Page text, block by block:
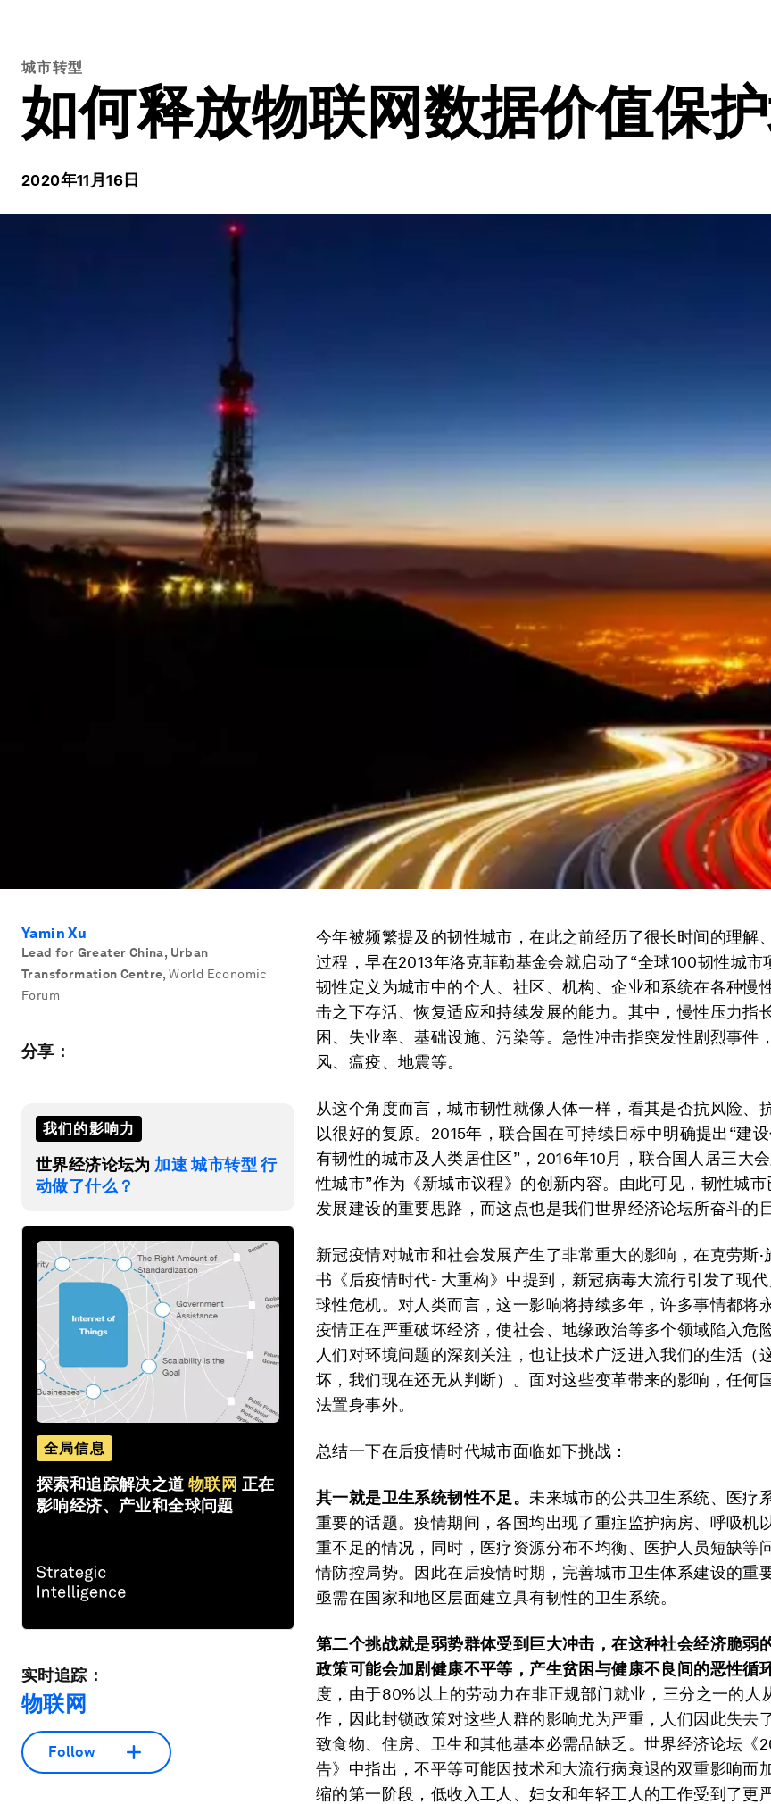
城市转型
如何释放物联网数据价值保
2020年11月16日
Yamin Xu
Lead for Greater China, Urban
Transformation Centre, World Economic
Forum
分享：
我们的影响力
世界经济论坛为 加速 城市转型 行
动做了什么？
全局信息
探索和追踪解决之道 物联网 正在
影响经济、产业和全球问题
实时追踪：
物联网
Follow
今年被频繁提及的韧性城市，在此之前经历了很长时间的理解
过程，早在2013年洛克菲勒基金会就启动了“全球100韧性城市
韧性定义为城市中的个人、社区、机构、企业和系统在各种慢
击之下存活、恢复适应和持续发展的能力。其中，慢性压力指
困、失业率、基础设施、污染等。急性冲击指突发性剧烈事件
风、瘟疫、地震等。
从这个角度而言，城市韧性就像人体一样，看其是否抗风险、
以很好的复原。2015年，联合国在可持续目标中明确提出“建设
有韧性的城市及人类居住区”，2016年10月，联合国人居三大
性城市”作为《新城市议程》的创新内容。由此可见，韧性城
发展建设的重要思路，而这点也是我们世界经济论坛所奋斗的
新冠疫情对城市和社会发展产生了非常重大的影响，在克劳斯·
书《后疫情时代- 大重构》中提到，新冠病毒大流行引发了现
球性危机。对人类而言，这一影响将持续多年，许多事情都将
疫情正在严重破坏经济，使社会、地缘政治等多个领域陷入危
人们对环境问题的深刻关注，也让技术广泛进入我们的生活（
坏，我们现在还无从判断）。面对这些变革带来的影响，任何
法置身事外。
总结一下在后疫情时代城市面临如下挑战：
其一就是卫生系统韧性不足。 未来城市的公共卫生系统、医疗
重要的话题。疫情期间，各国均出现了重症监护病房、呼吸机
重不足的情况，同时，医疗资源分布不均衡、医护人员短缺等
情防控局势。因此在后疫情时期，完善城市卫生体系建设的重
亟需在国家和地区层面建立具有韧性的卫生系统。
第二个挑战就是弱势群体受到巨大冲击，在这种社会经济脆弱
政策可能会加剧健康不平等，产生贫困与健康不良间的恶性循环
度，由于80%以上的劳动力在非正规部门就业，三分之一的人
作，因此封锁政策对这些人群的影响尤为严重，人们因此失去
致食物、住房、卫生和其他基本必需品缺乏。世界经济论坛《
告》中指出，不平等可能因技术和大流行病衰退的双重影响而
缩的第一阶段，低收入工人、妇女和年轻工人的工作受到了更